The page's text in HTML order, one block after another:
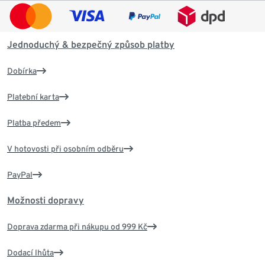
Jednoduchý & bezpečný způsob platby
Dobírka
Platební karta
Platba předem
V hotovosti při osobním odběru
PayPal
Možnosti dopravy
Doprava zdarma při nákupu od 999 Kč
Dodací lhůta